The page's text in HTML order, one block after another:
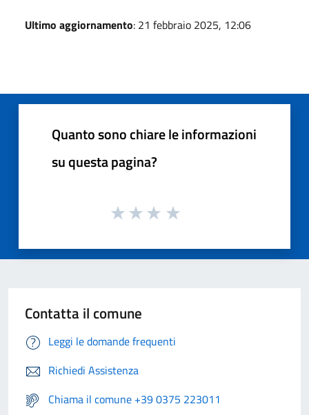
Ultimo aggiornamento: 21 febbraio 2025, 12:06
Quanto sono chiare le informazioni
su questa pagina?
Contatta il comune
Leggi le domande frequenti
Richiedi Assistenza
Chiama il comune +39 0375 223011